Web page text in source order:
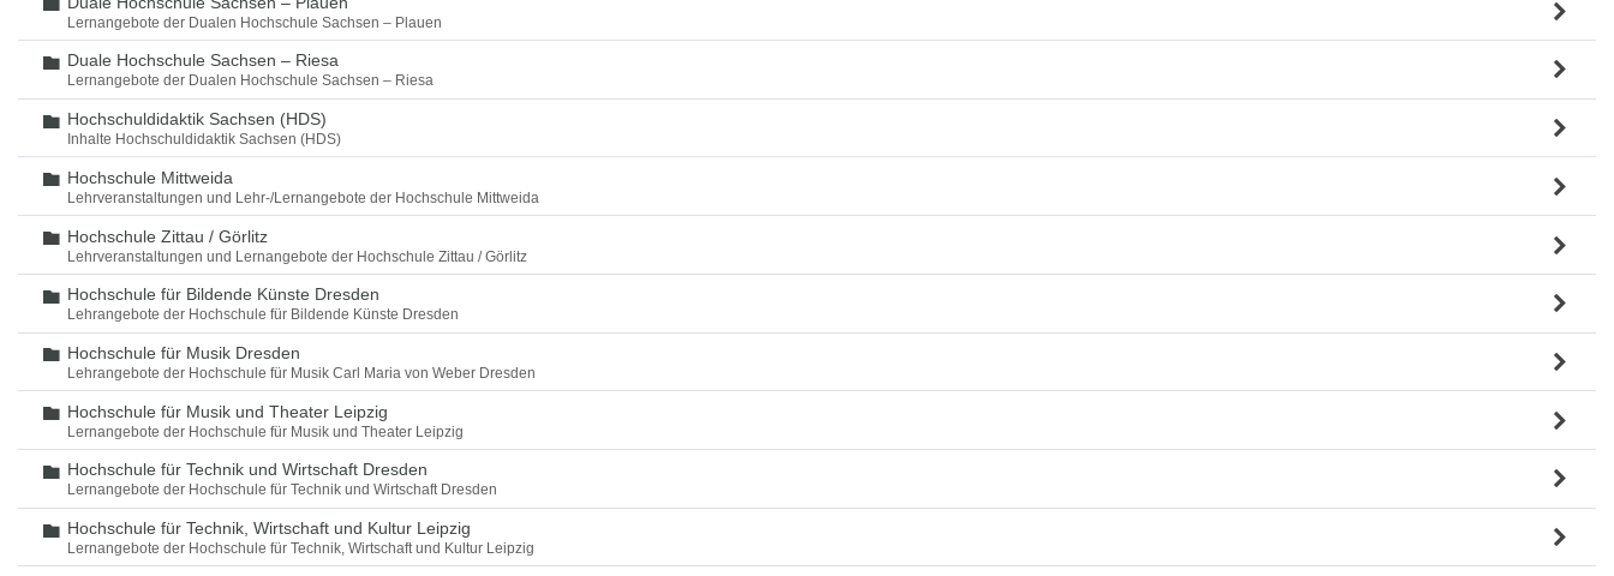
Lernangebote der Dualen Hochschule Sachsen – Plauen
Ordner
Duale Hochschule Sachsen – Riesa
Lernangebote der Dualen Hochschule Sachsen – Riesa
Ordner
Hochschuldidaktik Sachsen (HDS)
Inhalte Hochschuldidaktik Sachsen (HDS)
Ordner
Hochschule Mittweida
Lehrveranstaltungen und Lehr-/Lernangebote der Hochschule Mittweida
Ordner
Hochschule Zittau / Görlitz
Lehrveranstaltungen und Lernangebote der Hochschule Zittau / Görlitz
Ordner
Hochschule für Bildende Künste Dresden
Lehrangebote der Hochschule für Bildende Künste Dresden
Ordner
Hochschule für Musik Dresden
Lehrangebote der Hochschule für Musik Carl Maria von Weber Dresden
Ordner
Hochschule für Musik und Theater Leipzig
Lernangebote der Hochschule für Musik und Theater Leipzig
Ordner
Hochschule für Technik und Wirtschaft Dresden
Lernangebote der Hochschule für Technik und Wirtschaft Dresden
Ordner
Hochschule für Technik, Wirtschaft und Kultur Leipzig
Lernangebote der Hochschule für Technik, Wirtschaft und Kultur Leipzig